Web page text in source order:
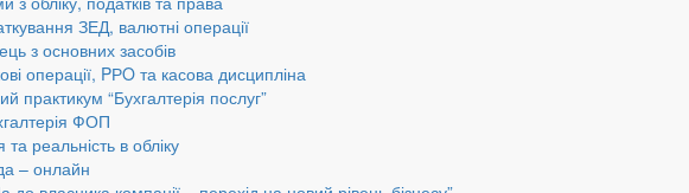
ЗЕД, валютні операції
з основних засобів
операції, PРO та касова дисципліна
практикум “Бухгалтерія послуг”
ФОП
та реальність в обліку
– онлайн